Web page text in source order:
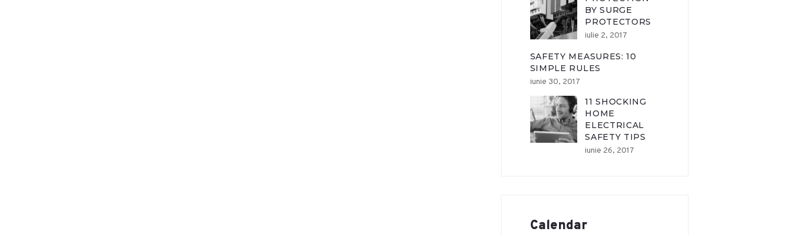
BY SURGE
PROTECTORS
iulie 2, 2017
SAFETY MEASURES: 10
SIMPLE RULES
iunie 30, 2017
11 SHOCKING
HOME
ELECTRICAL
SAFETY TIPS
iunie 26, 2017
Calendar